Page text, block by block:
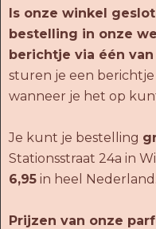
Is onze winkel
bestelling in onze
berichtje via één
sturen je een
wanneer je het op
Je kunt je bestelling
Stationsstraat 24a in
6,95 in heel Nederland.
Prijzen van onze